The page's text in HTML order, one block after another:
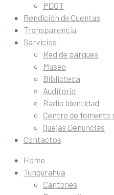
PDOT
Rendición de Cuentas
Transparencia
Servicios
Red de parques
Museo
Biblioteca
Auditorio
Radio Identidad
Centro de fomento
Quejas Denuncias
Contactos
Home
Tungurahua
Cantones